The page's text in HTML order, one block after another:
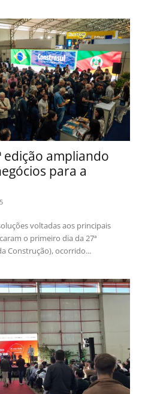
edição ampliando
para a
voltadas aos principais
o primeiro dia da 27ª
Construção), ocorrido...